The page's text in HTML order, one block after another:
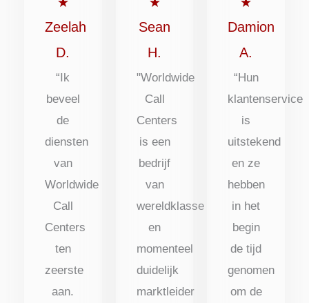
uit
Zeelah
D.
“Ik
beveel
de
diensten
van
Worldwide
Call
Centers
ten
zeerste
aan.
uit
Sean
H.
"Worldwide
Call
Centers
is een
bedrijf
van
wereldklasse
en
momenteel
duidelijk
marktleider
uit
Damion
A.
“Hun
klantenservice
is
uitstekend
en ze
hebben
in het
begin
de tijd
genomen
om de